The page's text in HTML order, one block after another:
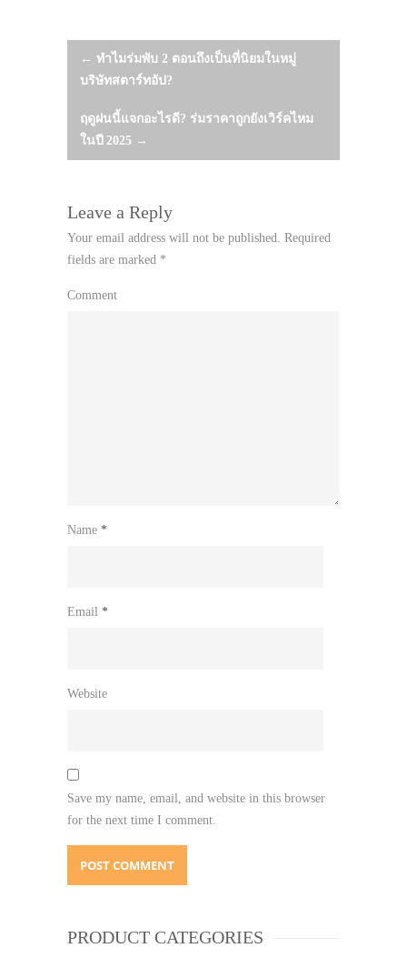
Post
navigation
← ทำไมร่มพับ 2 ตอนถึงเป็นที่นิยมในหมู่
บริษัทสตาร์ทอัป?
ฤดูฝนนี้แจกอะไรดี? ร่มราคาถูกยังเวิร์คไหม
ในปี 2025 →
Leave a Reply
Your email address will not be published. Required
fields are marked *
Comment
Name *
Email *
Website
Save my name, email, and website in this browser
for the next time I comment.
PRODUCT CATEGORIES